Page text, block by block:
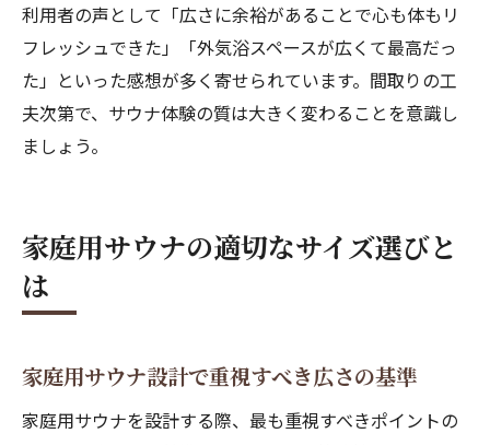
利用者の声として「広さに余裕があることで心も体もリ
フレッシュできた」「外気浴スペースが広くて最高だっ
た」といった感想が多く寄せられています。間取りの工
夫次第で、サウナ体験の質は大きく変わることを意識し
ましょう。
家庭用サウナの適切なサイズ選びと
は
家庭用サウナ設計で重視すべき広さの基準
家庭用サウナを設計する際、最も重視すべきポイントの